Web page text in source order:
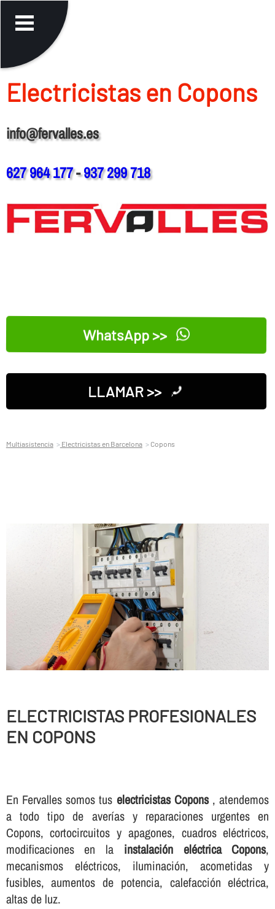
Electricistas en Copons
info@fervalles.es
627 964 177-937 299 718
WhatsApp >>
LLAMAR >>
Multiasistencia Electricistas en Barcelona Copons
ELECTRICISTAS PROFESIONALES
EN COPONS
En Fervalles somos tus electricistas Copons, atendemos
a todo tipo de averí­as y reparaciones urgentes en
Copons, cortocircuitos y apagones, cuadros eléctricos,
modificaciones en la instalación eléctrica Copons,
mecanismos eléctricos, iluminación, acometidas y
fusibles, aumentos de potencia, calefacción eléctrica,
altas de luz.